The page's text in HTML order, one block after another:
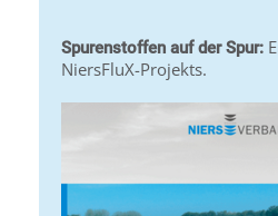
Spurenstoffen auf der Spur:
NiersFluX-Projekts.